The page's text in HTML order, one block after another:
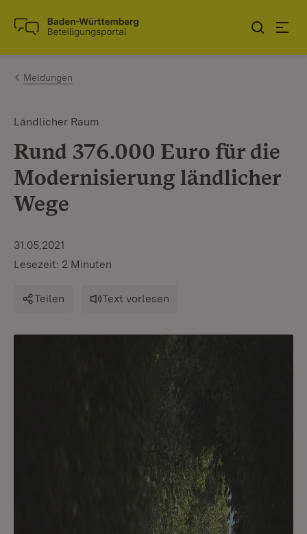
Zum Inhalt springen
Link zur Startseite
Meldungen
Ländlicher Raum
Rund 376.000 Euro für die
Modernisierung ländlicher
Wege
31.05.2021
Lesezeit: 2 Minuten
Teilen Text vorlesen